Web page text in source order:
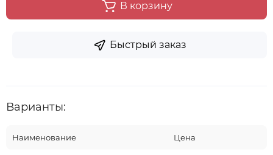
В корзину
Быстрый заказ
Варианты:
Наименование Цена